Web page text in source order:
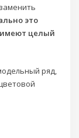
это
целый
ряд,